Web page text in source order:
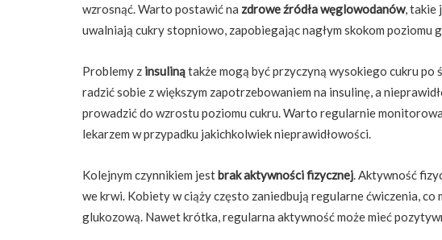
wzrosnąć. Warto postawić na zdrowe źródła węglowodanów, takie
uwalniają cukry stopniowo, zapobiegając nagłym skokom poziomu
Problemy z insulinątakże mogą być przyczyną wysokiego cukru po
radzić sobie z większym zapotrzebowaniem na insulinę, a
prowadzić do wzrostu poziomu cukru. Warto regularnie
lekarzem w przypadku jakichkolwiek nieprawidłowości.
Kolejnym czynnikiem jestbrak aktywności fizycznej. Aktywność
we krwi. Kobiety w ciąży często zaniedbują regularne ćwiczenia,
glukozową. Nawet krótka, regularna aktywność może mieć